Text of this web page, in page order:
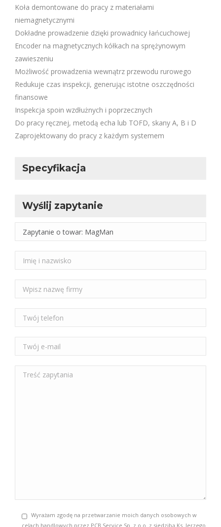
Koła demontowane do pracy z materiałami
niemagnetycznymi
Dokładne prowadzenie dzięki prowadnicy łańcuchowej
Encoder na magnetycznych kółkach na sprężynowym
zawieszeniu
Możliwość prowadzenia wewnątrz przewodu rurowego
Redukuje czas inspekcji, generując istotne oszczędności
finansowe
Inspekcja spoin wzdłużnych i poprzecznych
Do pracy ręcznej, metodą echa lub TOFD, skany A, B i D
Zaprojektowany do pracy z każdym systemem
Specyfikacja
Wyślij zapytanie
Wyrażam zgodę na przetwarzanie moich danych osobowych w
celach handlowych przez PCB Service Sp. z o.o. z siedzibą Ks. Jerzego